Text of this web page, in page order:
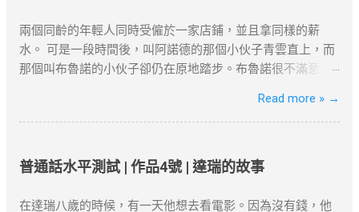
VPN ：一些流媒体平台会检测到VPN连接并限制访问。如果
出现这种情况，尝试更换不同的服务器或使用专门支持
Netflix的VPN服务。 连接速度慢 ：VPN加密会略微影响上网
速度。如果速度较慢，可以尝试切换到不同的VPN服务器，
网站和应用都受到严格的审查和封锁。使用VPN翻墙，可以
突破“防火墙”的限制，畅享全球互联网内容。尽管网络审查非
公租約，證明公司實際運營。 年收入門檻 ：企業年盈利建議
超500萬港幣，方能符合「合理規模業務」標準。 4. 家庭成
員在港生活 配偶與子女因素 ：若配偶在港工作、子女就讀本
見誤區 1. 申請時間與材料準備 提前3個月申請 ：高才續簽需
在原簽證到期前3個月提交。 材料清單 ：根據就業、創業或
拒簽原因與避坑建議 誤區一：依賴「空殼公司」 高才自雇續
簽需避免「虛假掛靠」，空殼公司拒批率超80%。 誤區二：
忽略居住要求 離港超過180天未提供合理解釋，可能被視為
決不是平凡的樹! 它沒有婆娑的姿態，沒有屈曲盤旋的虯枝，
也許你要說它不美麗，--如果美是專指“婆娑”或“橫斜逸出”之
類而言，那麼，白楊樹算不得樹中的好女子；但是它卻是偉
不屈與挺拔，它是樹中的偉丈夫!當你在積雪初融的高原上走
過，看見平坦的大地上傲然挺立這麼一株或一排白楊樹，難
堅強不屈，至少也像徵了北方的農民；難道你竟一點兒也不
節選自茅盾《白楊禮讚》 資料搜尋自網
兩個同齡的年輕人同時受僱於一家店鋪，並且拿同樣的薪
水。 可是一段時間後，叫阿諾德的那個小伙子青雲直上，而
那個叫布魯諾的小伙子卻仍在原地踏步。布魯諾很不滿意老
一邊耐心地聽著他的抱怨，一邊在心裡盤算著怎樣向他解釋
清楚他和阿諾德之間的差別。 “布魯諾先生，”老闆開口說話
布魯諾從集市上回來向老闆匯報說，今早集市上只有一個農
帽子又跑到集上，然後回來告訴老闆一共四十袋土豆。 “價格
Read more » →
普通話水平測試 | 作品4號 | 達瑞的故事
在達瑞八歲的時候，有一天他想去看電影。因為沒有錢，他